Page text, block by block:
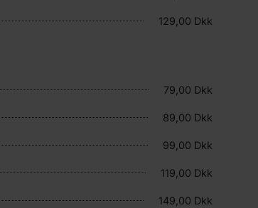
129,00 Dkk
79,00 Dkk
89,00 Dkk
99,00 Dkk
119,00 Dkk
149,00 Dkk